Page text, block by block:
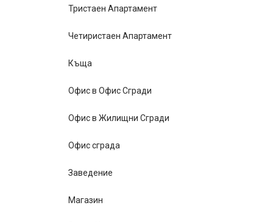
Тристаен Апартамент
Четиристаен Апартамент
Къщa
Офис в Офис Сгради
Офис в Жилищни Сгради
Офис сграда
Заведение
Магазин